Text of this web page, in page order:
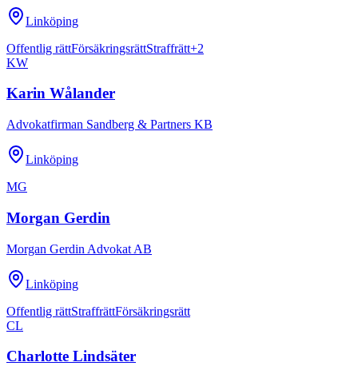
Linköping
Offentlig rättFörsäkringsrättStraffrätt+2
KW
Karin Wålander
Advokatfirman Sandberg & Partners KB
Linköping
MG
Morgan Gerdin
Morgan Gerdin Advokat AB
Linköping
Offentlig rättStraffrättFörsäkringsrätt
CL
Charlotte Lindsäter